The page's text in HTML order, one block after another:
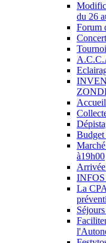
du 26
Forum
à19h00
INFOS
La